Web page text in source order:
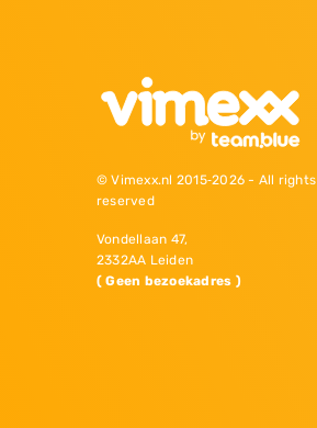
© Vimexx.nl 2015‐2026 - All rights
reserved
Vondellaan 47,
2332AA Leiden
( Geen bezoekadres )